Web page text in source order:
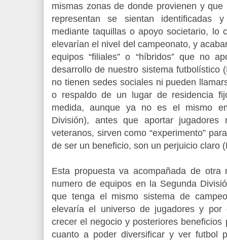
mismas zonas de donde provienen y
representan se sientan identificadas
mediante taquillas o apoyo societario, lo
elevarían el nivel del campeonato, y
equipos “filiales” o “híbridos” que no
desarrollo de nuestro sistema futbolístico
no tienen sedes sociales ni pueden
o respaldo de un lugar de residencia
medida, aunque ya no es el mismo
División), antes que aportar jugadores
veteranos, sirven como “experimento”
de ser un beneficio, son un perjuicio claro
Esta propuesta va acompañada de
numero de equipos en la Segunda
que tenga el mismo sistema de
elevaría el universo de jugadores y por
crecer el negocio y posteriores
cuanto a poder diversificar y ver futbol